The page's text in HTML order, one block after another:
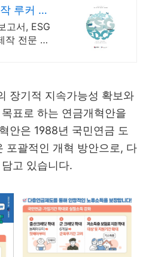
루커 보
고서, ESG
작 전문 여
장기적 지속가능성 확보와
표로 하는 연금개혁안을
안은 1988년 국민연금 도
포괄적인 개혁 방안으로, 다
고 있습니다.